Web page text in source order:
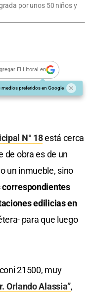
por unos 50 niños y
El Litoral en
medios preferidos en Google
N° 18está cerca
de obra es de un
un inmueble, sino
correspondientes
edilicias en
para que luego
21500, muy
Orlando Alassia”,